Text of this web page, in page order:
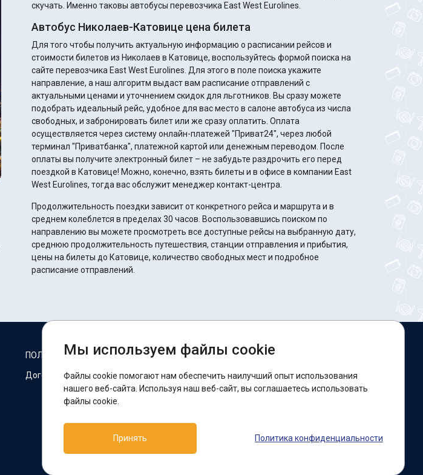
скучать. Именно таковы автобусы перевозчика East West Eurolines.
Автобус Николаев-Катовице цена билета
Для того чтобы получить актуальную информацию о расписании рейсов и
стоимости билетов из Николаев в Катовице, воспользуйтесь формой поиска на
сайте перевозчика East West Eurolines. Для этого в поле поиска укажите
направление, а наш алгоритм выдаст вам расписание отправлений с
актуальными ценами и уточнением скидок для льготников. Вы сразу можете
подобрать идеальный рейс, удобное для вас место в салоне автобуса из числа
свободных, и забронировать билет или же сразу оплатить. Оплата
осуществляется через систему онлайн-платежей "Приват24", через любой
терминал "Приватбанка", платежной картой или денежным переводом. После
оплаты вы получите электронный билет – не забудьте раздрочить его перед
поездкой в Катовице! Можно, конечно, взять билеты и в офисе в компании East
West Eurolines, тогда вас обслужит менеджер контакт-центра.
Продолжительность поездки зависит от конкретного рейса и маршрута и в
среднем колеблется в пределах 30 часов. Воспользовавшись поиском по
направлению вы можете просмотреть все доступные рейсы на выбранную дату,
среднюю продолжительность путешествия, станции отправления и прибытия,
цены на билеты до Катовице, количество свободных мест и подробное
расписание отправлений.
ПОЛИТИКА COOKIES
Договор оферты
Мы в соцсетях:
Facebook
Поддержка:
Telegram-бот
Мы используем файлы cookie
Файлы cookie помогают нам обеспечить наилучший опыт использования
нашего веб-сайта. Используя наш веб-сайт, вы соглашаетесь использовать
файлы cookie.
Принять Политика конфиденциальности